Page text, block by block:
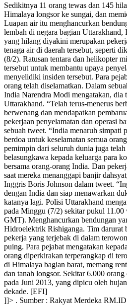
Sedikitnya 11 orang tewas dan 145
Himalaya longsor ke sungai, dan
Luapan air itu menghancurkan
lembah di negara bagian Uttarakhand,
yang hilang diyakini merupakan
tenaga air di daerah tersebut, seperti
(8/2). Ratusan tentara dan helikopter
tersebut untuk membantu upaya
menyelidiki insiden tersebut. Para
orang telah diselamatkan. Dalam
India Narendra Modi mengatakan, dia
Uttarakhand. “Telah terus-menerus
berwenang dan mendapatkan
pekerjaan penyelamatan dan operasi
sebuah tweet. “India menaruh simpati
berdoa untuk keselamatan semua
pemimpin dari seluruh dunia juga
belasungkawa kepada keluarga para
bersama orang-orang India. Dan
saat mereka menanggapi banjir
Inggris Boris Johnson dalam tweet.
dengan India dan siap menawarkan
katanya lagi. Polisi Uttarakhand
pada Minggu (7/2) sekitar pukul 11.00
GMT). Menghancurkan bendungan
Hidroelektrik Rishiganga. Tim darurat
pekerja yang terjebak di dalam
puing. Para pejabat mengatakan
orang diperkirakan terperangkap di
di Himalaya bagian barat, memang
dan tanah longsor. Sekitar 6.000
pada Juni 2013, yang dipicu oleh
dekade. [EFI]
]]> . Sumber : Rakyat Merdeka RM.ID